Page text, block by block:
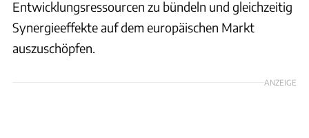
Entwicklungsressourcen zu bündeln und gleichzeitig
Synergieeffekte auf dem europäischen Markt
auszuschöpfen.
ANZEIGE